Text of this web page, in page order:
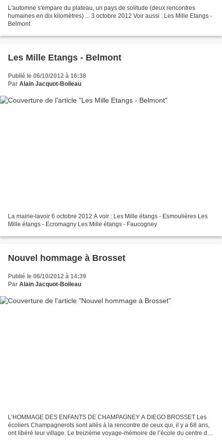
L'automne s'empare du plateau, un pays de solitude (deux rencontres
humaines en dix kilomètres) ... 3 octobre 2012 Voir aussi : Les Mille Etangs -
Belmont
Les Mille Etangs - Belmont
Publié le 06/10/2012 à 16:38
Par Alain Jacquot-Boileau
La mairie-lavoir 6 octobre 2012 A voir : Les Mille étangs - Esmoulières Les
Mille étangs - Ecromagny Les Mille étangs - Faucogney
Nouvel hommage à Brosset
Publié le 06/10/2012 à 14:39
Par Alain Jacquot-Boileau
L’HOMMAGE DES ENFANTS DE CHAMPAGNEY A DIEGO BROSSET Les
écoliers Champagnerots sont allés à la rencontre de ceux qui, il y a 68 ans,
ont libéré leur village. Le treizième voyage-mémoire de l’école du centre de